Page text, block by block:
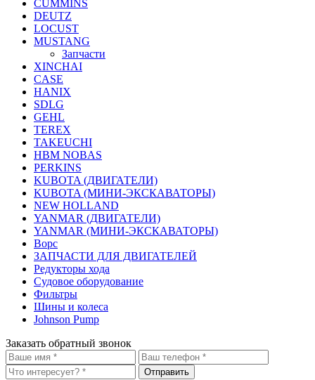
CUMMINS
DEUTZ
LOCUST
MUSTANG
Запчасти
XINCHAI
CASE
HANIX
SDLG
GEHL
TEREX
TAKEUCHI
HBM NOBAS
PERKINS
KUBOTA (ДВИГАТЕЛИ)
KUBOTA (МИНИ-ЭКСКАВАТОРЫ)
NEW HOLLAND
YANMAR (ДВИГАТЕЛИ)
YANMAR (МИНИ-ЭКСКАВАТОРЫ)
Ворс
ЗАПЧАСТИ ДЛЯ ДВИГАТЕЛЕЙ
Редукторы хода
Судовое оборудование
Фильтры
Шины и колеса
Johnson Pump
Заказать обратный звонок